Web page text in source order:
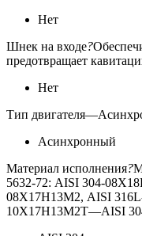
Нет
Шнек на входе?
предотвращает
Нет
Тип двигателя—
Асинхронный
Материал исполнения?
5632-72: AISI 304-
08Х17Н13М2, AISI
10Х17Н13М2Т—AISI